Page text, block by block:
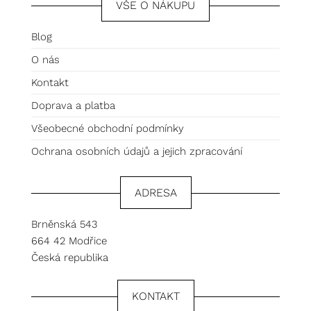
VŠE O NÁKUPU
Blog
O nás
Kontakt
Doprava a platba
Všeobecné obchodní podmínky
Ochrana osobních údajů a jejich zpracování
ADRESA
Brněnská 543
664 42 Modřice
Česká republika
KONTAKT